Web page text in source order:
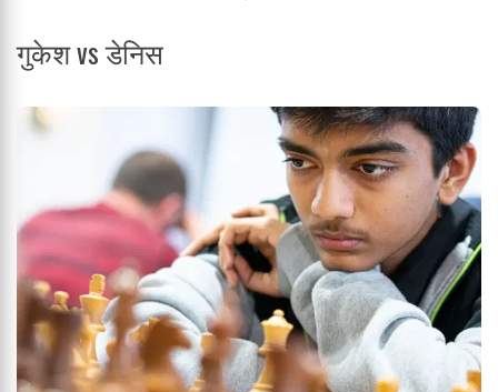
गुकेश vs डेनिस